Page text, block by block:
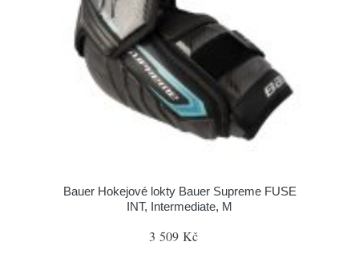
Bauer Hokejové lokty Bauer Supreme FUSE
INT, Intermediate, M
3 509 Kč